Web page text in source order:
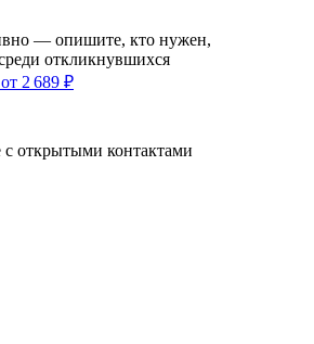
— опишите, кто нужен,
откликнувшихся
2 689 ₽
открытыми контактами